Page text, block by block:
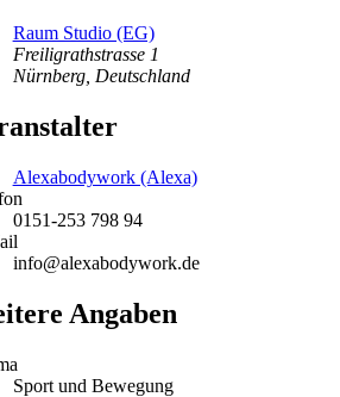
Raum Studio (EG)
Freiligrathstrasse 1
Nürnberg, Deutschland
Alexabodywork (Alexa)
0151-253 798 94
info@alexabodywork.de
Angaben
Sport und Bewegung